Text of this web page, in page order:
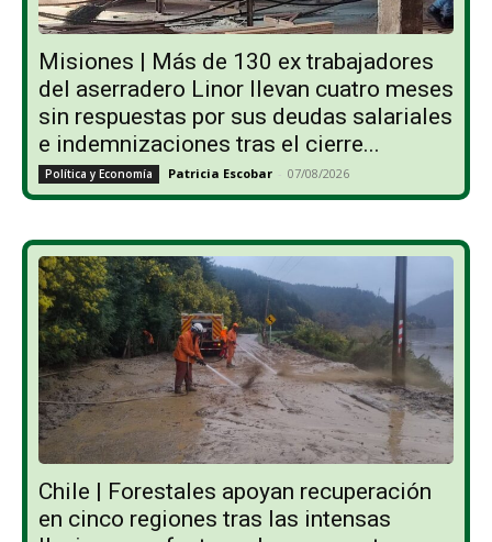
Misiones | Más de 130 ex trabajadores
del aserradero Linor llevan cuatro meses
sin respuestas por sus deudas salariales
e indemnizaciones tras el cierre...
Política y Economía Patricia Escobar - 07/08/2026
Chile | Forestales apoyan recuperación
en cinco regiones tras las intensas